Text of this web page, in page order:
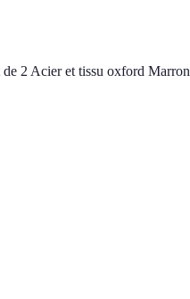
2 Acier et tissu oxford Marron